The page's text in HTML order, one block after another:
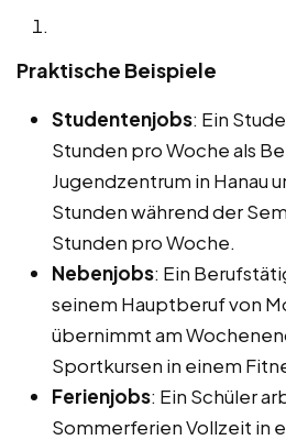
Praktische Beispiele
Studentenjobs: Ein
Stunden pro Woche als
Jugendzentrum in Hanau
Stunden während der
Stunden pro Woche.
Nebenjobs: Ein
seinem Hauptberuf von
übernimmt am
Sportkursen in einem
Ferienjobs: Ein Schüler
Sommerferien Vollzeit in